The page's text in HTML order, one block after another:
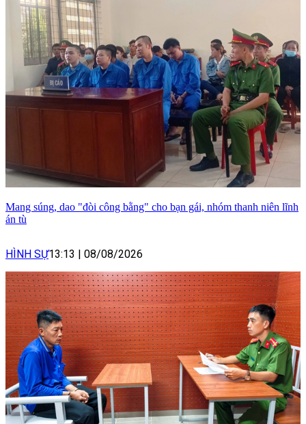
Mang súng, dao "đòi công bằng" cho bạn gái, nhóm thanh niên lĩnh
án tù
HÌNH SỰ13:13 | 08/08/2026